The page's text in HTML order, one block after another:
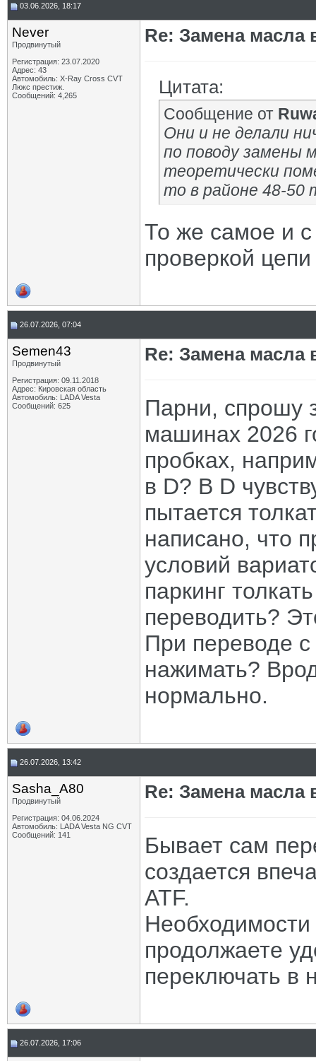
03.06.2026, 18:17
Never
Продвинутый
Регистрация: 23.07.2020
Адрес: 43
Автомобиль: X-Ray Cross CVT
Люкс престиж.
Сообщений: 4,265
Re: Замена масла
Цитата:
Сообщение от
Они и не делали
по поводу замены
теоретически
то в районе 48-50
То же самое и
проверкой
26.07.2026, 07:04
Semen43
Продвинутый
Регистрация: 09.11.2018
Адрес: Кировская область
Автомобиль: LADA Vesta
Сообщений: 625
Re: Замена масла
Парни, спрошу
машинах 2026
пробках,
в D? В D
пытается
написано, что
условий
паркинг
переводить?
При переводе с
нажимать?
нормально.
26.07.2026, 13:42
Sasha_A80
Продвинутый
Регистрация: 04.06.2024
Автомобиль: LADA Vesta NG CVT
Сообщений: 141
Re: Замена масла
Бывает сам
создается
ATF.
Необходимости
продолжаете
переключать в
26.07.2026, 17:06